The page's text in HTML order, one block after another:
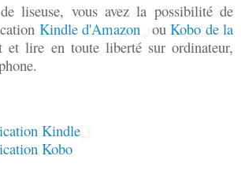
liseuse, vous avez la possibilité de
Kindle d'Amazon ouKobo de la
et lire en toute liberté sur ordinateur,
Kindle
Kobo